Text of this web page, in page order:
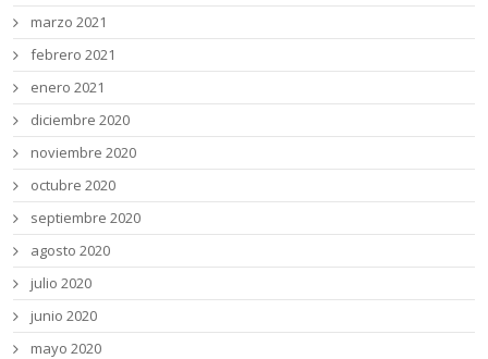
marzo 2021
febrero 2021
enero 2021
diciembre 2020
noviembre 2020
octubre 2020
septiembre 2020
agosto 2020
julio 2020
junio 2020
mayo 2020